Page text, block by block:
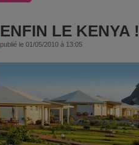
ENFIN LE KENYA
publié le 01/05/2010 à 13:05